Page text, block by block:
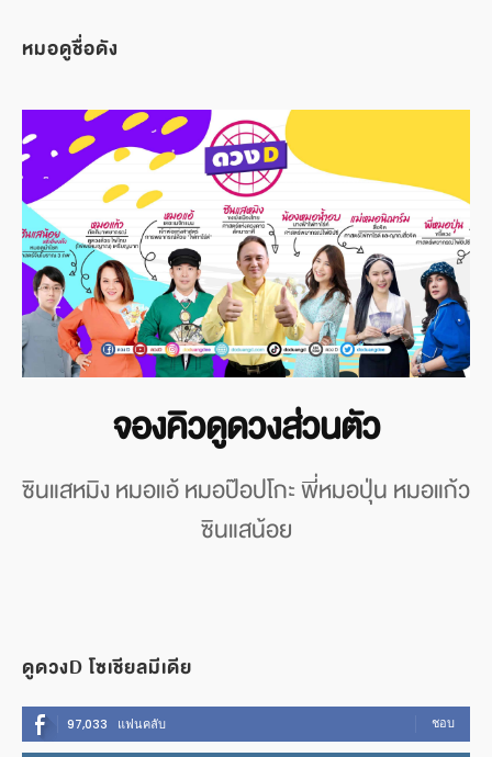
หมอดูชื่อดัง
จองคิวดูดวงส่วนตัว
ซินแสหมิง หมอแอ้ หมอป๊อปโกะ พี่หมอปุ่น หมอแก้ว
ซินแสน้อย
ดูดวงD โซเชียลมีเดีย
97,033 แฟนคลับ ชอบ